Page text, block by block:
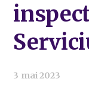
3 mai 2023